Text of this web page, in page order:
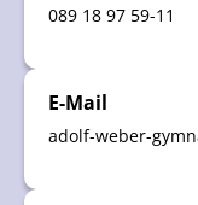
089 18 97 59-11
E-Mail
adolf-weber-